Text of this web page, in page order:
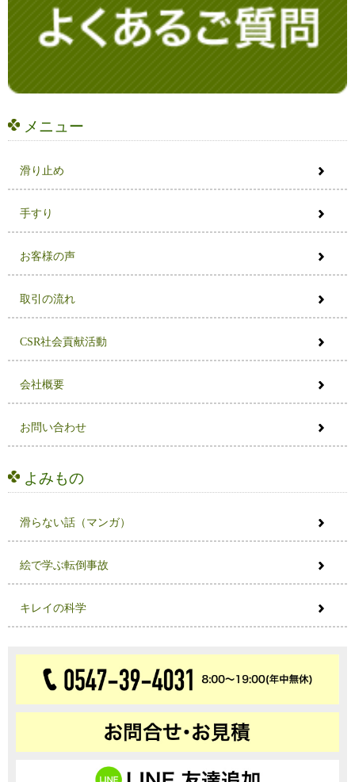
メニュー
滑り止め
手すり
お客様の声
取引の流れ
CSR社会貢献活動
会社概要
お問い合わせ
よみもの
滑らない話（マンガ）
絵で学ぶ転倒事故
キレイの科学